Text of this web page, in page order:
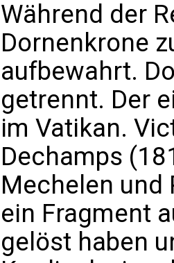
Während der
Dornenkrone
aufbewahrt.
getrennt. Der
im Vatikan.
Dechamps
Mechelen und
ein Fragment
gelöst haben